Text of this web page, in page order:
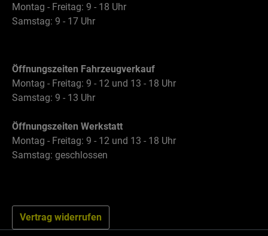
Montag - Freitag: 9 - 18 Uhr
Samstag: 9 - 17 Uhr
Öffnungszeiten Fahrzeugverkauf
Montag - Freitag: 9 - 12 und 13 - 18 Uhr
Samstag: 9 - 13 Uhr
Öffnungszeiten Werkstatt
Montag - Freitag: 9 - 12 und 13 - 18 Uhr
Samstag: geschlossen
Vertrag widerrufen